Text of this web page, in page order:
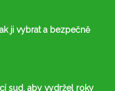
ji vybrat a bezpečně
sud, aby vydržel roky